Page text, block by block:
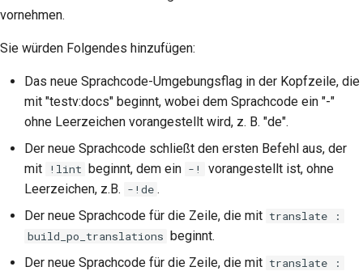
vornehmen.
Sie würden Folgendes hinzufügen:
Das neue Sprachcode-Umgebungsflag in der Kopfzeile, die
mit "testv:docs" beginnt, wobei dem Sprachcode ein "-"
ohne Leerzeichen vorangestellt wird, z. B. "de".
Der neue Sprachcode schließt den ersten Befehl aus, der
mit
!lint beginnt, dem ein -!
vorangestellt ist, ohne
Leerzeichen, z.B. -!de .
Der neue Sprachcode für die Zeile, die mit translate :
build_po_translations beginnt.
Der neue Sprachcode für die Zeile, die mit translate :